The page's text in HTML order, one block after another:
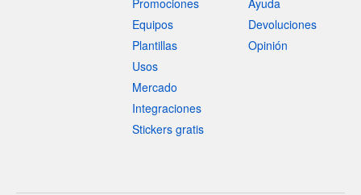
Promociones
Equipos
Plantillas
Usos
Mercado
Integraciones
Stickers gratis
Ayuda
Devoluciones
Opinión